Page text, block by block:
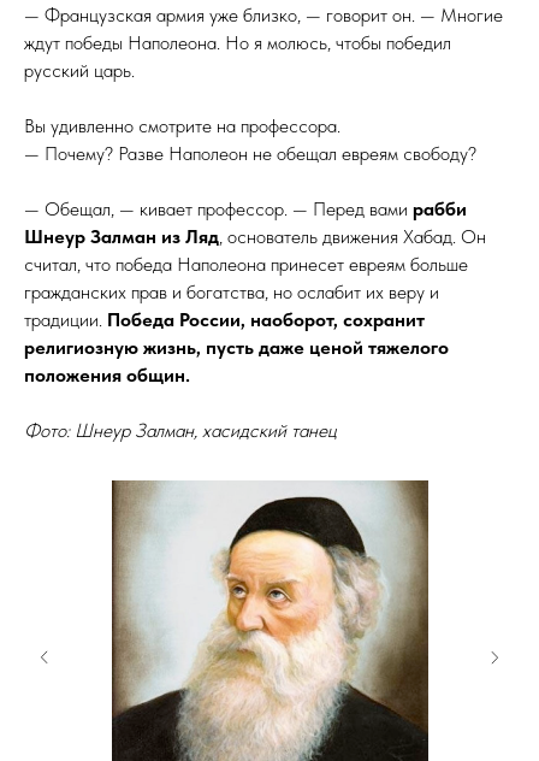
— Французская армия уже близко, — говорит он. — Многие
ждут победы Наполеона. Но я молюсь, чтобы победил
русский царь.
Вы удивленно смотрите на профессора.
— Почему? Разве Наполеон не обещал евреям свободу?
— Обещал, — кивает профессор. — Перед вами рабби
Шнеур Залман из Ляд, основатель движения Хабад. Он
считал, что победа Наполеона принесет евреям больше
гражданских прав и богатства, но ослабит их веру и
традиции. Победа России, наоборот, сохранит
религиозную жизнь, пусть даже ценой тяжелого
положения общин.
Фото: Шнеур Залман, хасидский танец